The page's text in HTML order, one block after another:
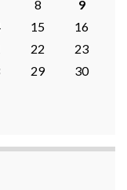
8
9
15
16
22
23
29
30